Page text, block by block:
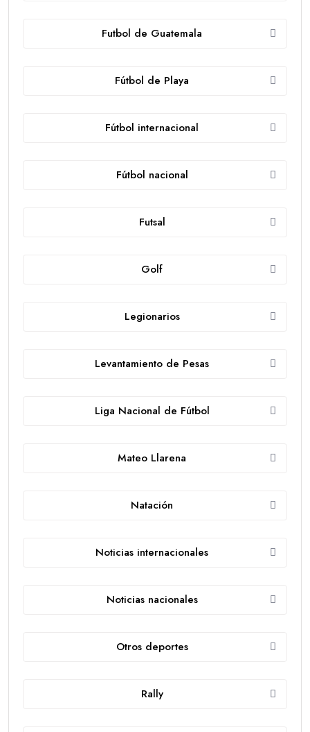
Futbol de Guatemala
Fútbol de Playa
Fútbol internacional
Fútbol nacional
Futsal
Golf
Legionarios
Levantamiento de Pesas
Liga Nacional de Fútbol
Mateo Llarena
Natación
Noticias internacionales
Noticias nacionales
Otros deportes
Rally